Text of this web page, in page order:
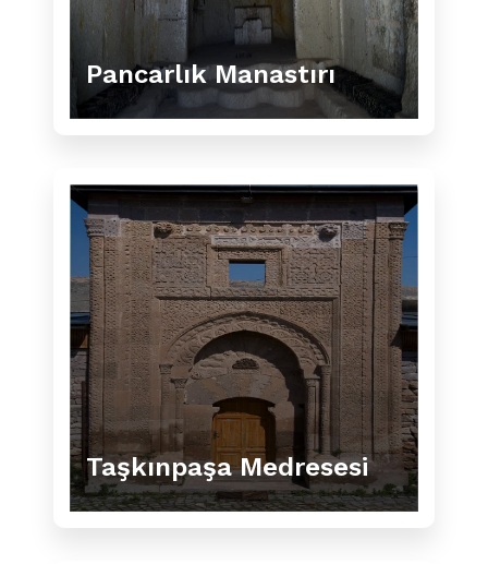
Pancarlık Manastırı
Taşkınpaşa Medresesi